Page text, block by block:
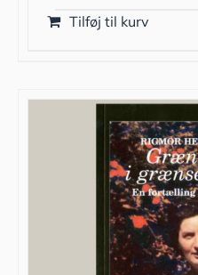
Tilføj til kurv